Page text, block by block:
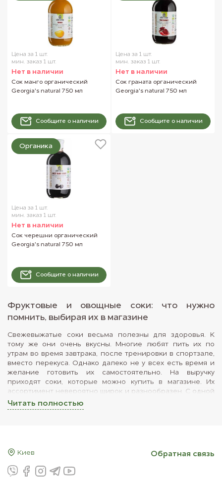
Цена за 1 шт.
мин. заказ 1 шт.
Нет в наличии
Сок манго органический
Georgia's natural 750 мл
Сообщите о наличии
Цена за 1 шт.
мин. заказ 1 шт.
Нет в наличии
Сок граната органический
Georgia's natural 750 мл
Сообщите о наличии
Цена за 1 шт.
мин. заказ 1 шт.
Нет в наличии
Сок черешни органический
Georgia's natural 750 мл
Сообщите о наличии
Органика
Читать полностью
Фруктовые и овощные соки: что нужно
помнить, выбирая их в магазине
Свежевыжатые соки весьма полезны для здоровья. К
тому же они очень вкусны. Многие любят пить их по
утрам во время завтрака, после тренировки в спортзале,
вместо перекуса. Однако далеко не у всех есть время и
желание готовить их самостоятельно. На выручку
приходят соки, которые можно купить в магазине. Их
ассортимент невероятно широк и разнообразен. С одной
стороны, это позволяет приобрести продукт на любой
вкус, с другой — несколько усложняет выбор. Перед
этикетке которого значится «натуральный, прямого
отжима»?
Виды соков и их особенности
Киев Обратная связь